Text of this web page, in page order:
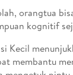
orangtua
kognitif
Kecil
membantu